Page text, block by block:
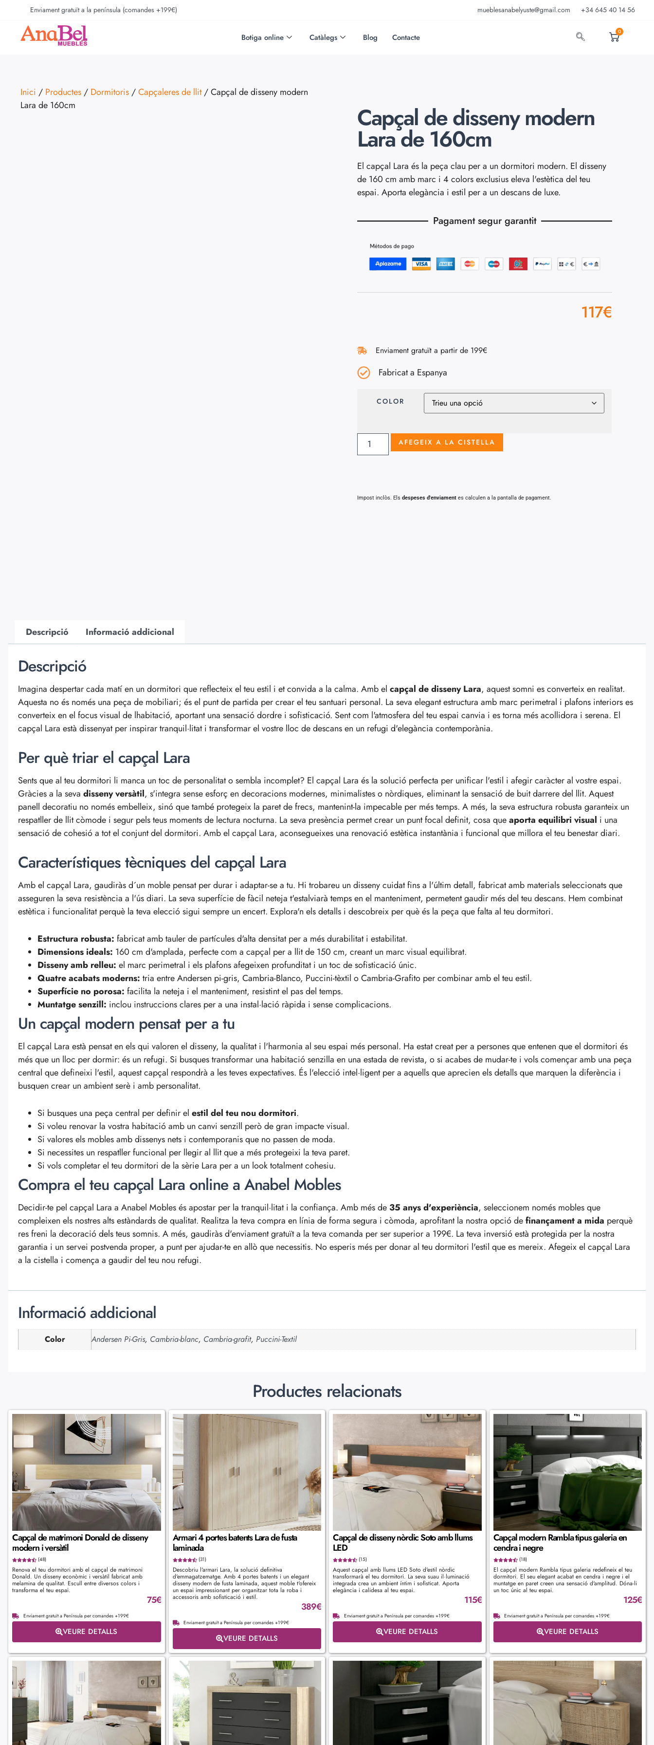
Enviament gratuït a la península (comandes +199€) mueblesanabelyuste@gmail.com +34 645 40 14 56
Botiga online Catàlegs Blog Contacte
0
Inici / Productes / Dormitoris /Capçaleres de llit/ Capçal de disseny modern
Lara de 160cm
Capçal de disseny modern
Lara de 160cm
El capçal Lara és la peça clau per a un dormitori modern. El disseny
de 160 cm amb marc i 4 colors exclusius eleva l'estètica del teu
espai. Aporta elegància i estil per a un descans de luxe.
Pagament segur garantit
117€
Enviament gratuït a partir de 199€
Fabricat a Espanya
COLOR
AFEGEIX A LA CISTELLA
Impost inclòs. Els despeses d'enviament es calculen a la pantalla de pagament.
Descripció Informació addicional
Descripció
Imagina despertar cada matí en un dormitori que reflecteix el teu estil i et convida a la calma. Amb el capçal de disseny Lara, aquest somni es converteix en realitat.
Aquesta no és només una peça de mobiliari; és el punt de partida per crear el teu santuari personal. La seva elegant estructura amb marc perimetral i plafons interiors es
converteix en el focus visual de lhabitació, aportant una sensació dordre i sofisticació. Sent com l'atmosfera del teu espai canvia i es torna més acollidora i serena. El
capçal Lara està dissenyat per inspirar tranquil·litat i transformar el vostre lloc de descans en un refugi d'elegància contemporània.
Per què triar el capçal Lara
Sents que al teu dormitori li manca un toc de personalitat o sembla incomplet? El capçal Lara és la solució perfecta per unificar l'estil i afegir caràcter al vostre espai.
Gràcies a la seva disseny versàtil, s'integra sense esforç en decoracions modernes, minimalistes o nòrdiques, eliminant la sensació de buit darrere del llit. Aquest
panell decoratiu no només embelleix, sinó que també protegeix la paret de frecs, mantenint-la impecable per més temps. A més, la seva estructura robusta garanteix un
respatller de llit còmode i segur pels teus moments de lectura nocturna. La seva presència permet crear un punt focal definit, cosa queaporta equilibri visual i una
sensació de cohesió a tot el conjunt del dormitori. Amb el capçal Lara, aconsegueixes una renovació estètica instantània i funcional que millora el teu benestar diari.
Característiques tècniques del capçal Lara
Amb el capçal Lara, gaudiràs d´un moble pensat per durar i adaptar-se a tu. Hi trobareu un disseny cuidat fins a l'últim detall, fabricat amb materials seleccionats que
asseguren la seva resistència a l'ús diari. La seva superfície de fàcil neteja t'estalviarà temps en el manteniment, permetent gaudir més del teu descans. Hem combinat
estètica i funcionalitat perquè la teva elecció sigui sempre un encert. Explora'n els detalls i descobreix per què és la peça que falta al teu dormitori.
Estructura robusta: fabricat amb tauler de partícules d'alta densitat per a més durabilitat i estabilitat.
Dimensions ideals: 160 cm d'amplada, perfecte com a capçal per a llit de 150 cm, creant un marc visual equilibrat.
Disseny amb relleu: el marc perimetral i els plafons afegeixen profunditat i un toc de sofisticació únic.
Quatre acabats moderns: tria entre Andersen pi-gris, Cambria-Blanco, Puccini-tèxtil o Cambria-Grafito per combinar amb el teu estil.
Superfície no porosa: facilita la neteja i el manteniment, resistint el pas del temps.
Muntatge senzill: inclou instruccions clares per a una instal·lació ràpida i sense complicacions.
Un capçal modern pensat per a tu
El capçal Lara està pensat en els qui valoren el disseny, la qualitat i l'harmonia al seu espai més personal. Ha estat creat per a persones que entenen que el dormitori és
més que un lloc per dormir: és un refugi. Si busques transformar una habitació senzilla en una estada de revista, o si acabes de mudar-te i vols començar amb una peça
central que defineixi l'estil, aquest capçal respondrà a les teves expectatives. És l'elecció intel·ligent per a aquells que aprecien els detalls que marquen la diferència i
busquen crear un ambient serè i amb personalitat.
Si busques una peça central per definir el estil del teu nou dormitori.
Si voleu renovar la vostra habitació amb un canvi senzill però de gran impacte visual.
Si valores els mobles amb dissenys nets i contemporanis que no passen de moda.
Si necessites un respatller funcional per llegir al llit que a més protegeixi la teva paret.
Si vols completar el teu dormitori de la sèrie Lara per a un look totalment cohesiu.
Compra el teu capçal Lara online a Anabel Mobles
Decidir-te pel capçal Lara a Anabel Mobles és apostar per la tranquil·litat i la confiança. Amb més de 35 anys d'experiència, seleccionem només mobles que
compleixen els nostres alts estàndards de qualitat. Realitza la teva compra en línia de forma segura i còmoda, aprofitant la nostra opció definançament a mida perquè
res freni la decoració dels teus somnis. A més, gaudiràs d'enviament gratuït a la teva comanda per ser superior a 199€. La teva inversió està protegida per la nostra
garantia i un servei postvenda proper, a punt per ajudar-te en allò que necessitis. No esperis més per donar al teu dormitori l'estil que es mereix. Afegeix el capçal Lara
a la cistella i comença a gaudir del teu nou refugi.
Informació addicional
Color Andersen Pi-Gris, Cambria-blanc, Cambria-grafit, Puccini-Textil
Productes relacionats
Capçal de matrimoni Donald de disseny
modern i versàtil
(48)
Renova el teu dormitori amb el capçal de matrimoni
Donald. Un disseny econòmic i versàtil fabricat amb
melamina de qualitat. Escull entre diversos colors i
transforma el teu espai.
75€
Enviament gratuït a Península per comandes +199€
VEURE DETALLS
Armari 4 portes batents Lara de fusta
laminada
(31)
Descobriu l'armari Lara, la solució definitiva
d'emmagatzematge. Amb 4 portes batents i un elegant
disseny modern de fusta laminada, aquest moble t'ofereix
un espai impressionant per organitzar tota la roba i
accessoris amb sofisticació i estil.
389€
Enviament gratuït a Península per comandes +199€
VEURE DETALLS
Capçal de disseny nòrdic Soto amb llums
LED
(15)
Aquest capçal amb llums LED Soto d'estil nòrdic
transformarà el teu dormitori. La seva suau il·luminació
integrada crea un ambient íntim i sofisticat. Aporta
elegància i calidesa al teu espai.
115€
Enviament gratuït a Península per comandes +199€
VEURE DETALLS
Capçal modern Rambla tipus galeria en
cendra i negre
(18)
El capçal modern Rambla tipus galeria redefineix el teu
dormitori. El seu elegant acabat en cendra i negre i el
muntatge en paret creen una sensació d'amplitud. Dóna-li
un toc únic al teu espai.
125€
Enviament gratuït a Península per comandes +199€
VEURE DETALLS